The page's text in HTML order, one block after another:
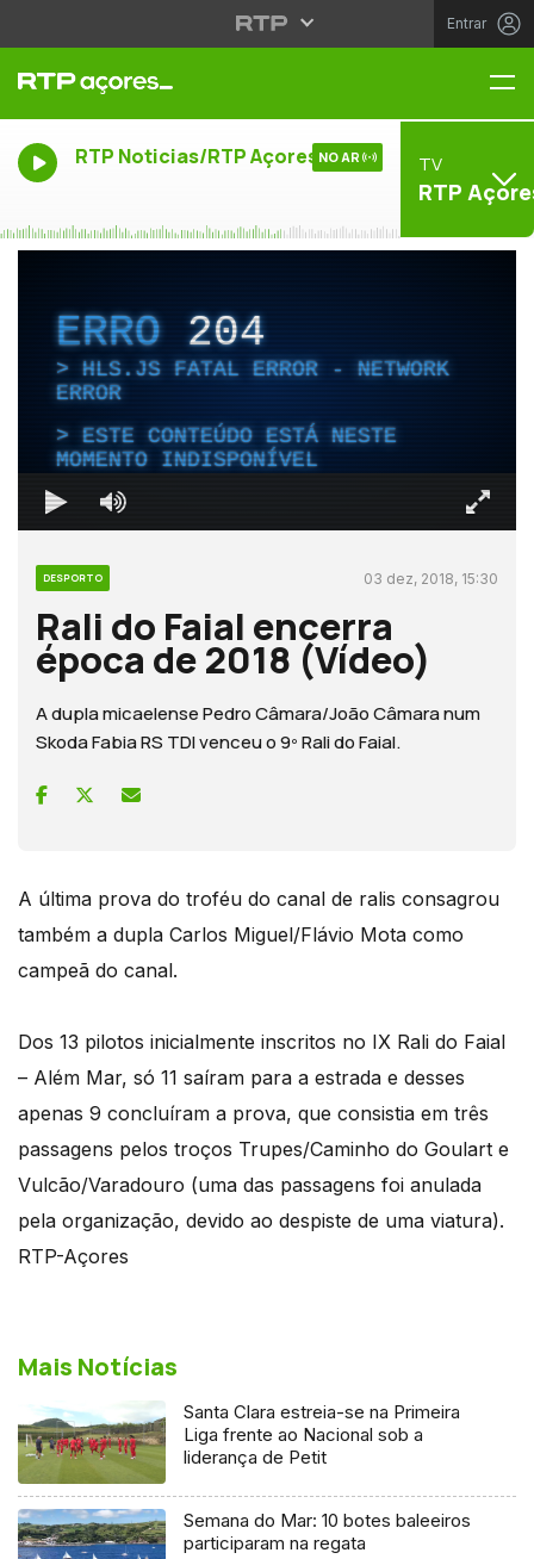
Entrar
RTP Noticias/RTP Açores NO AR TV
RTP
ERRO204
HLS.JS FATAL ERROR - NETWORK
ERROR
ESTE CONTEÚDO ESTÁ NESTE
MOMENTO INDISPONÍVEL
DESPORTO 03 dez, 2018, 15:30
Rali do Faial encerra
época de 2018 (Vídeo)
A dupla micaelense Pedro Câmara/João Câmara num
Skoda Fabia RS TDI venceu o 9º Rali do Faial.
A última prova do troféu do canal de ralis consagrou
também a dupla Carlos Miguel/Flávio Mota como
campeã do canal.
Dos 13 pilotos inicialmente inscritos no IX Rali do Faial
– Além Mar, só 11 saíram para a estrada e desses
apenas 9 concluíram a prova, que consistia em três
passagens pelos troços Trupes/Caminho do Goulart e
Vulcão/Varadouro (uma das passagens foi anulada
pela organização, devido ao despiste de uma viatura).
RTP-Açores
Mais Notícias
Santa Clara estreia-se na Primeira
Liga frente ao Nacional sob a
liderança de Petit
Semana do Mar: 10 botes baleeiros
participaram na regata